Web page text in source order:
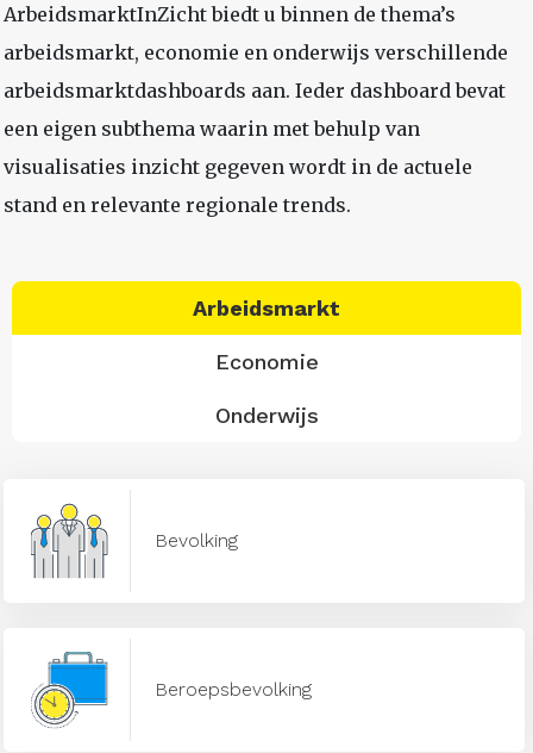
ArbeidsmarktInZicht biedt u binnen de thema’s
arbeidsmarkt, economie en onderwijs verschillende
arbeidsmarktdashboards aan. Ieder dashboard bevat
een eigen subthema waarin met behulp van
visualisaties inzicht gegeven wordt in de actuele
stand en relevante regionale trends.
Arbeidsmarkt
Economie
Onderwijs
Bevolking
Beroepsbevolking